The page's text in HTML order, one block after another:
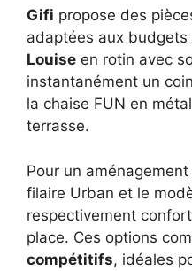
Gifi propose des
adaptées aux budgets
Louise en rotin avec
instantanément un
la chaise FUN en
terrasse.
Pour un
filaire Urban et le
respectivement
place. Ces options
compétitifs, idéales